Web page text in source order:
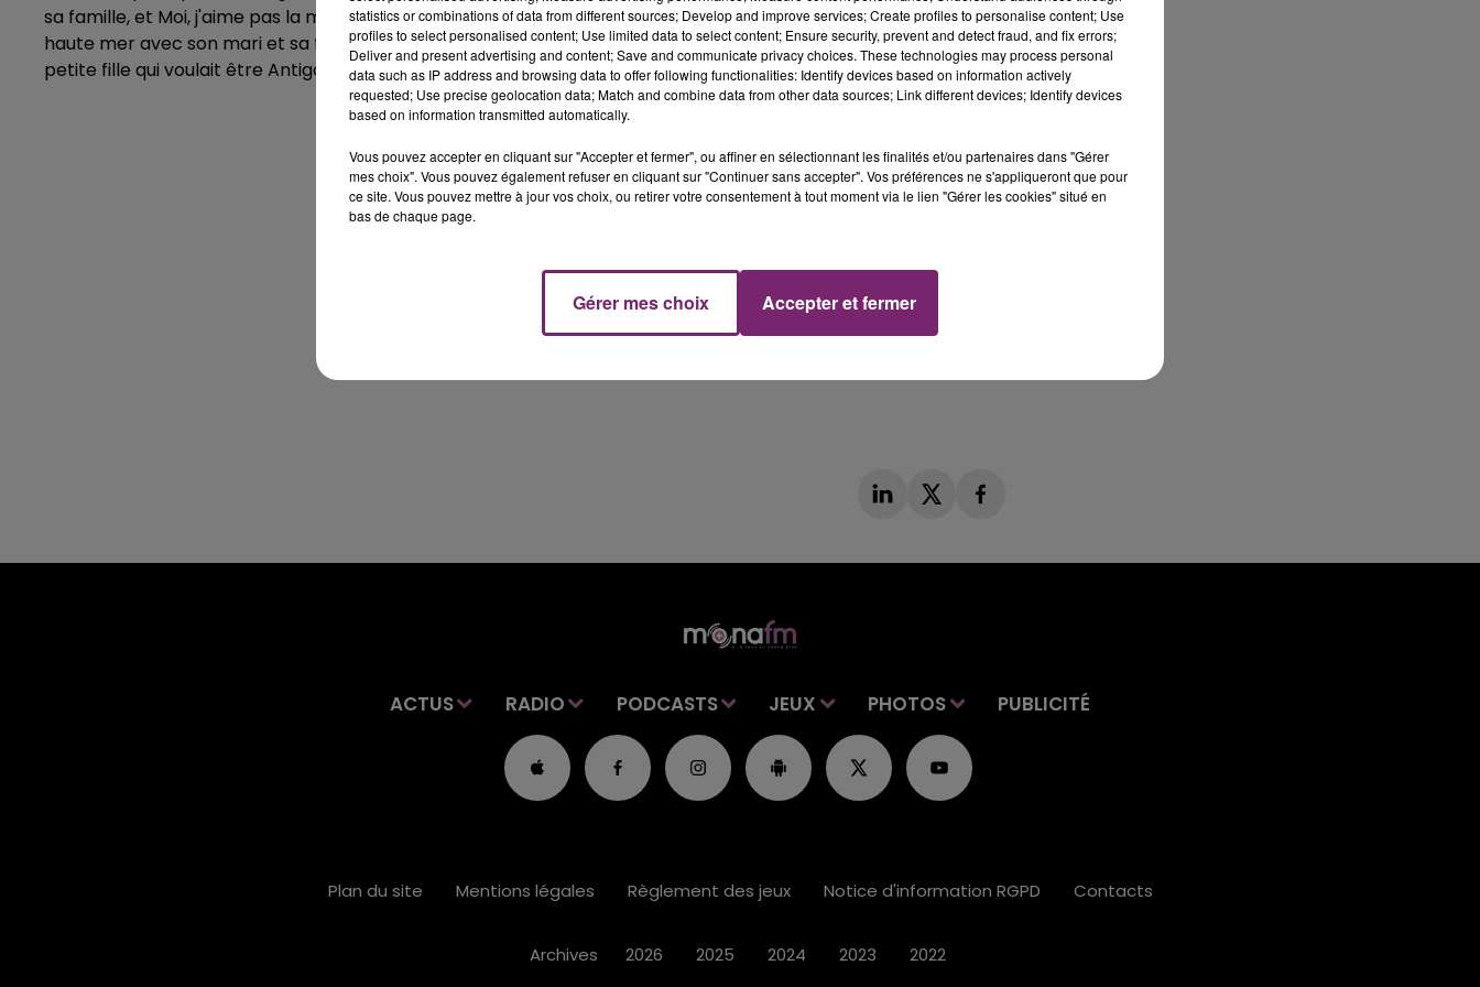
sa famille, et Moi, j'aime pas la mer, où elle raconte avec humour ses périples infernaux chaque été en kayak de
haute mer avec son mari et sa fille. Elle est également l'auteure d'un essai biographique, Danielle Mitterrand, la
petite fille qui voulait être Antigone, et d'un portrait iconoclaste de Néron, Maman, je veux pas être empereur.
ACTUS RADIO PODCASTS JEUX PHOTOS PUBLICITÉ
Plan du site Mentions légales Règlement des jeux Notice d'information RGPD Contacts
Archives 2026 2025 2024 2023 2022
statistics or combinations of data from different sources; Develop and improve services; Create profiles to personalise content; Use
profiles to select personalised content; Use limited data to select content; Ensure security, prevent and detect fraud, and fix errors;
Deliver and present advertising and content; Save and communicate privacy choices. These technologies may process personal
data such as IP address and browsing data to offer following functionalities: Identify devices based on information actively
requested; Use precise geolocation data; Match and combine data from other data sources; Link different devices; Identify devices
based on information transmitted automatically.
Vous pouvez accepter en cliquant sur "Accepter et fermer", ou affiner en sélectionnant les finalités et/ou partenaires dans "Gérer
mes choix". Vous pouvez également refuser en cliquant sur "Continuer sans accepter". Vos préférences ne s'appliqueront que pour
ce site. Vous pouvez mettre à jour vos choix, ou retirer votre consentement à tout moment via le lien "Gérer les cookies" situé en
bas de chaque page.
Gérer mes choix Accepter et fermer